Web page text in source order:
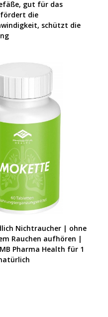
gut für das
fördert die
schützt die
PRODUKT KAUFEN
Nichtraucher | ohne
Rauchen aufhören |
Pharma Health für 1